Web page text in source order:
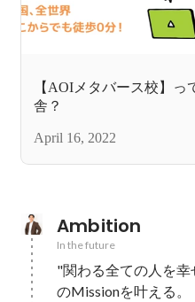
【AOIメタバース校】っ
舎？
April 16, 2022
Ambition
In the future
"関わる全ての人を
のMissionを叶える。